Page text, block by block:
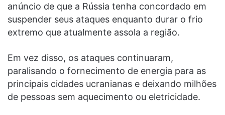
anúncio de que a Rússia tenha concordado em
suspender seus ataques enquanto durar o frio
extremo que atualmente assola a região.
Em vez disso, os ataques continuaram,
paralisando o fornecimento de energia para as
principais cidades ucranianas e deixando milhões
de pessoas sem aquecimento ou eletricidade.